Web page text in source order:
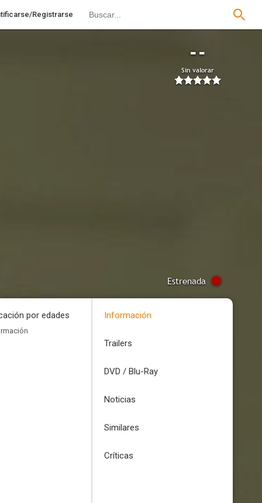
Registrarse
--
Sin valorar
Estrenada
por edades Información
Trailers
DVD / Blu-Ray
Noticias
Similares
Críticas